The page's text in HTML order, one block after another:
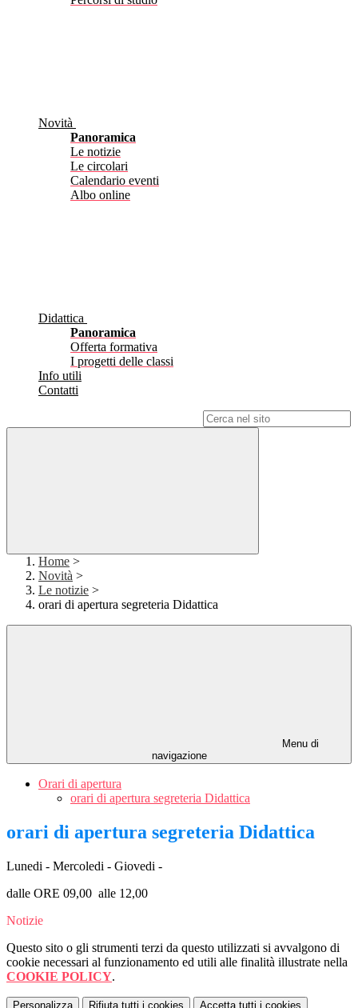
Novità
Panoramica
Le notizie
Le circolari
Calendario eventi
Albo online
Didattica
Panoramica
Offerta formativa
I progetti delle classi
Info utili
Contatti
Home >
Novità >
Le notizie >
orari di apertura segreteria Didattica
Menu di
navigazione
Orari di apertura
orari di apertura segreteria Didattica
orari di apertura segreteria Didattica
Lunedi - Mercoledi - Giovedi -
dalle ORE 09,00 alle 12,00
Notizie
Questo sito o gli strumenti terzi da questo utilizzati si avvalgono di
cookie necessari al funzionamento ed utili alle finalità illustrate nella
COOKIE POLICY.
Personalizza Rifiuta tutti i cookies Accetta tutti i cookies